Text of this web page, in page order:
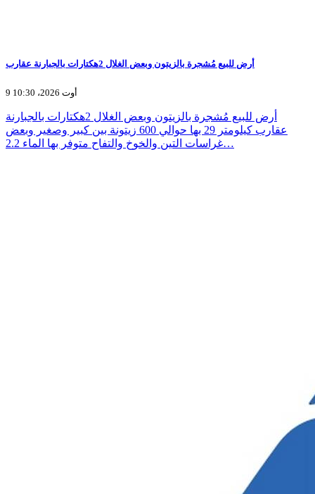
أرض للبيع مُشجرة بالزيتون وبعض الغلال 2هكتارات بالجبارنة عقارب
9 أوت 2026، 10:30
أرض للبيع مُشجرة بالزيتون وبعض الغلال 2هكتارات بالجبارنة
عقارب كيلومتر 29 بها حوالي 600 زيتونة بين كبير وصغير وبعض
غراسات التين والخوخ والتفاح متوفر بها الماء 2.2…